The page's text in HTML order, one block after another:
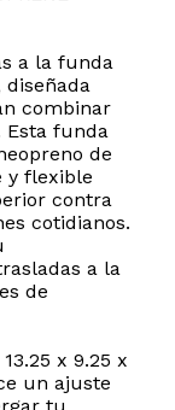
a la funda
diseñada
combinar
Esta funda
de
y flexible
contra
cotidianos.
a la
de
x 9.25 x
un ajuste